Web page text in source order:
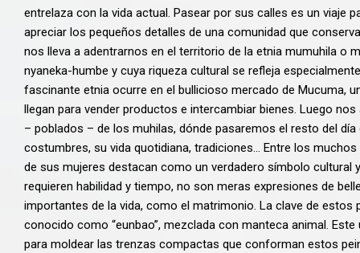
entrelaza con la vida actual. Pasear por sus calles es un viaje
apreciar los pequeños detalles de una comunidad que
nos lleva a adentrarnos en el territorio de la etnia mumuhila o
nyaneka-humbe y cuya riqueza cultural se refleja
fascinante etnia ocurre en el bullicioso mercado de Mucuma,
llegan para vender productos e intercambiar bienes. Luego
– poblados – de los muhilas, dónde pasaremos el resto del
costumbres, su vida quotidiana, tradiciones… Entre los
de sus mujeres destacan como un verdadero símbolo cultural
requieren habilidad y tiempo, no son meras expresiones de
importantes de la vida, como el matrimonio. La clave de
conocido como “eunbao”, mezclada con manteca animal.
para moldear las trenzas compactas que conforman estos